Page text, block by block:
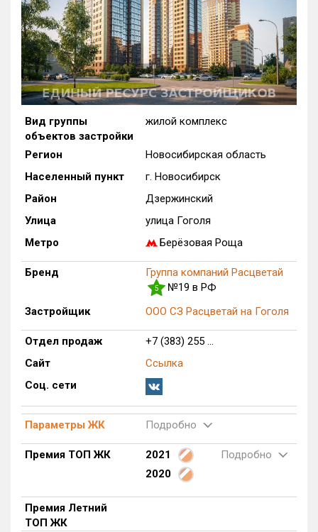
Общая площадь, м²
от до
Срок сдачи
от до
Вид объекта
Только новые
от до
с продажами
Рейтинг ЕРЗ
Найдено:
Многоквартирных домов
4 из 2 083
Домов с апартаментами
0 из 34
Многоквартирных домов
0 из 81
Блокированных домов
Вид группы
объектов застройки
жилой комплекс
Регион
Новосибирская область
Населенный пункт
г. Новосибирск
Район
Дзержинский
Улица
улица Гоголя
Метро
Берёзовая Роща
Бренд Группа компаний Расцветай
5
№19 в РФ
Застройщик
ООО СЗ Расцветай на Гоголя
Отдел продаж
+7 (383) 255 ...
Сайт
Ссылка
Соц. сети
Параметры ЖК Подробно
Премия ТОП ЖК 2021
Подробно
2020
Премия Летний
ТОП ЖК